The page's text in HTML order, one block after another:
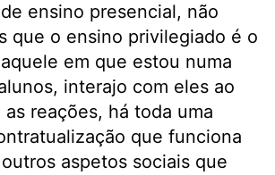
ensino presencial, não
que o ensino privilegiado é o
em que estou numa
interajo com eles ao
reações, há toda uma
que funciona
aspetos sociais que